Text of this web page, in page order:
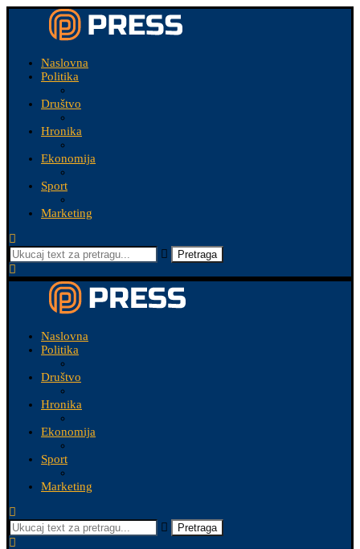
Naslovna
Politika
Društvo
Hronika
Ekonomija
Sport
Marketing
Pretraga
Naslovna
Politika
Društvo
Hronika
Ekonomija
Sport
Marketing
Pretraga